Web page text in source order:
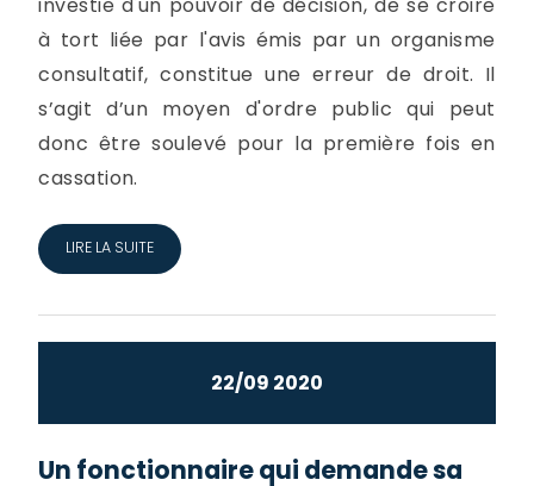
à tort liée par l'avis émis par un organisme
consultatif, constitue une erreur de droit. Il
s’agit d’un moyen d'ordre public qui peut
donc être soulevé pour la première fois en
cassation.
LIRE LA SUITE
22/09 2020
Un fonctionnaire qui demande sa